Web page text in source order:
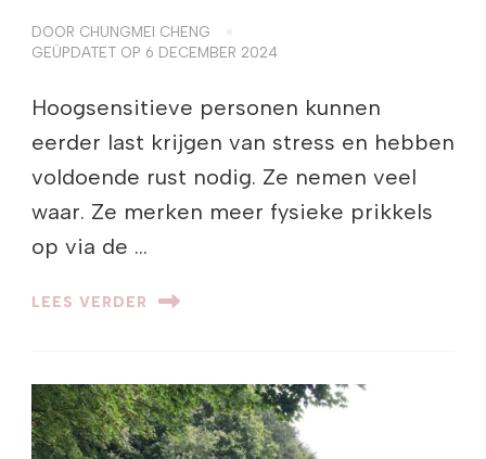
DOOR CHUNGMEI CHENG
GEÜPDATET OP 6 DECEMBER 2024
Hoogsensitieve personen kunnen
eerder last krijgen van stress en hebben
voldoende rust nodig. Ze nemen veel
waar. Ze merken meer fysieke prikkels
op via de …
LEES VERDER